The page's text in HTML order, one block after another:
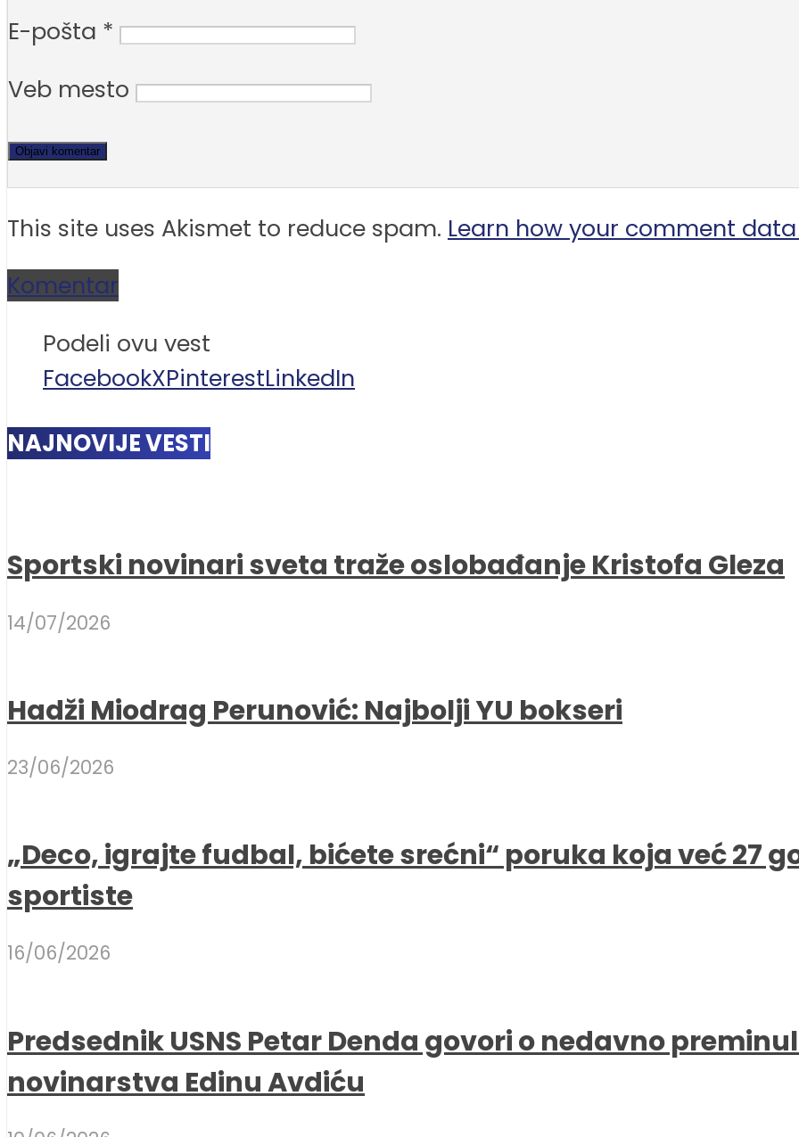
E-pošta *
Veb mesto
This site uses Akismet to reduce spam. Learn how your comment
Komentar
Podeli ovu vest
FacebookXPinterestLinkedIn
NAJNOVIJE VESTI
Sportski novinari sveta traže oslobađanje Kristofa Gleza
14/07/2026
Hadži Miodrag Perunović: Najbolji YU bokseri
23/06/2026
„Deco, igrajte fudbal, bićete srećni“ poruka koja već 27
sportiste
16/06/2026
Predsednik USNS Petar Denda govori o nedavno
novinarstva Edinu Avdiću